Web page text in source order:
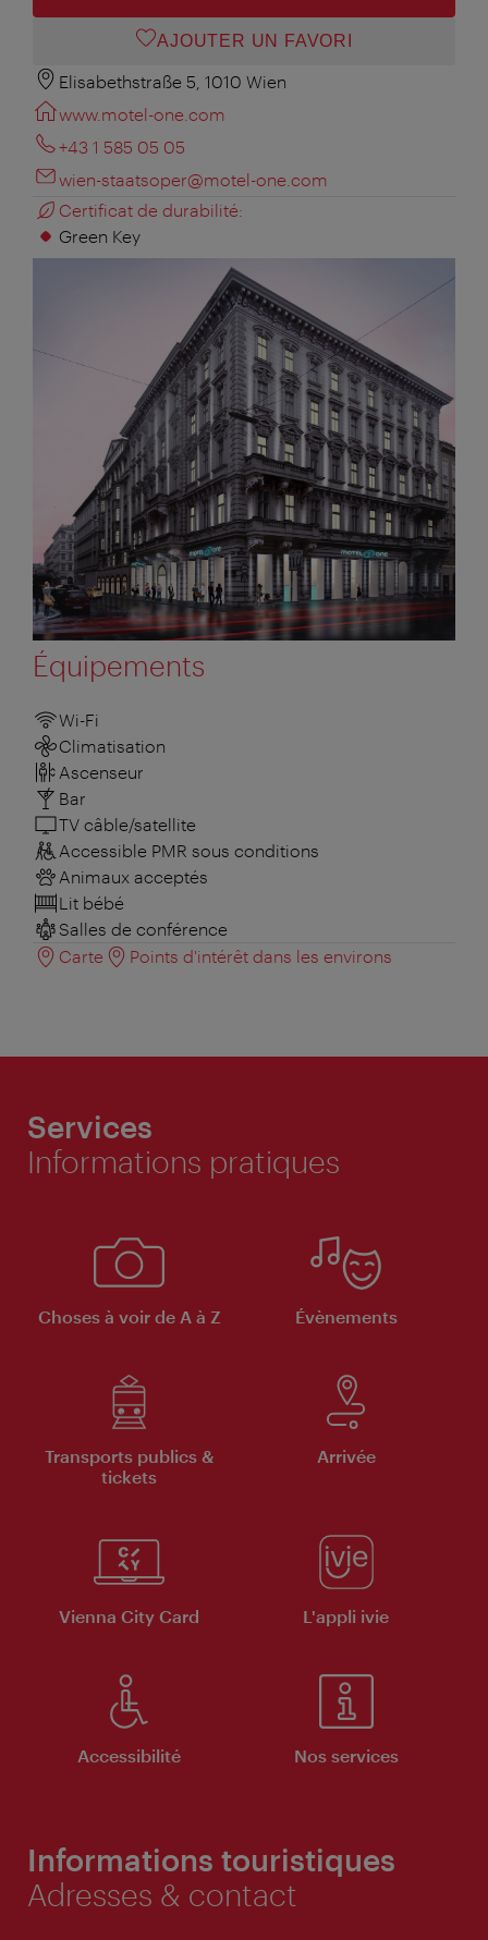
AJOUTER UN FAVORI
Elisabethstraße 5, 1010 Wien
www.motel-one.com
+43 1 585 05 05
wien-staatsoper@motel-one.com
Certificat de durabilité:
Green Key
Équipements
Wi-Fi
Climatisation
Ascenseur
Bar
TV câble/satellite
Accessible PMR sous conditions
Animaux acceptés
Lit bébé
Salles de conférence
Carte
Points d'intérêt dans les environs
Services
Informations pratiques
Choses à voir de A à Z Évènements
Transports publics &
tickets
Arrivée
Vienna City Card L'appli ivie
Accessibilité Nos services
Informations touristiques
Adresses & contact